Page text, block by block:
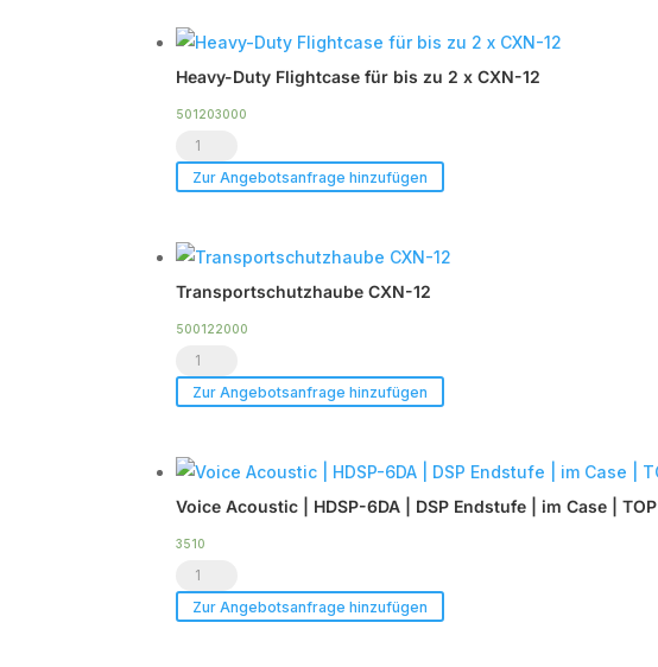
Menge
Heavy-Duty Flightcase für bis zu 2 x CXN-12
501203000
Heavy-
Duty
bis
zu
2
CXN-
Zur Angebotsanfrage hinzufügen
Transportschutzhaube CXN-12
500122000
Transportschutzhaube
CXN-
Zur Angebotsanfrage hinzufügen
Voice Acoustic | HDSP-6DA | DSP Endstufe | im Case | TOP
3510
Voice
Acoustic
Zur Angebotsanfrage hinzufügen